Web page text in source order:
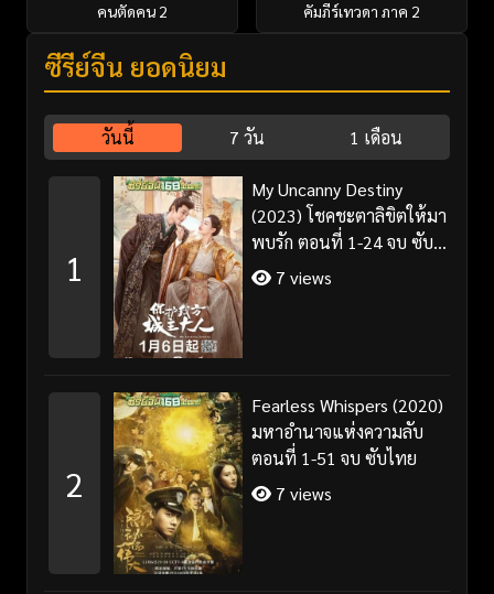
คนตัดคน 2
คัมภีร์เทวดา ภาค 2
ซีรี่ย์จีน ยอดนิยม
วันนี้ 7 วัน 1 เดือน
1
My Uncanny Destiny
(2023) โชคชะตาลิขิตให้มา
พบรัก ตอนที่ 1-24 จบ ซับ
ไทย/พากย์ไทย
7 views
2
Fearless Whispers (2020)
มหาอำนาจแห่งความลับ
ตอนที่ 1-51 จบ ซับไทย
7 views